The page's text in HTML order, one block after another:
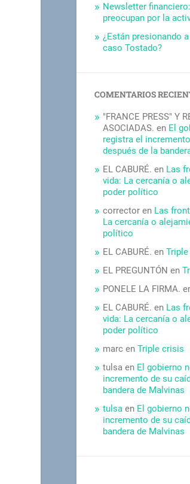
Newsletter
preocupan por la
¿Están presionando
caso Tostado?
COMENTARIOS
"FRANCE PRESS" Y
ASOCIADAS. en El
registra el
después de la
EL CABURÉ. en Las
vida: La cercanía o
poder político
corrector en Las
La cercanía o
político
EL CABURÉ. en
EL PREGUNTÓN en
PONELE LA FIRMA.
EL CABURÉ. en Las
vida: La cercanía o
poder político
marc enTriple crisis
tulsa en El gobierno
incremento de su
bandera de Malvinas
tulsa en El gobierno
incremento de su
bandera de Malvinas